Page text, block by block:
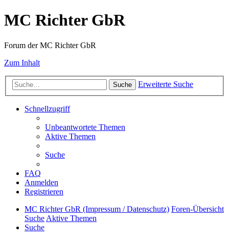
MC Richter GbR
Forum der MC Richter GbR
Zum Inhalt
Suche Erweiterte Suche
Schnellzugriff
Unbeantwortete Themen
Aktive Themen
Suche
FAQ
Anmelden
Registrieren
MC Richter GbR (Impressum / Datenschutz) Foren-Übersicht
SucheAktive Themen
Suche